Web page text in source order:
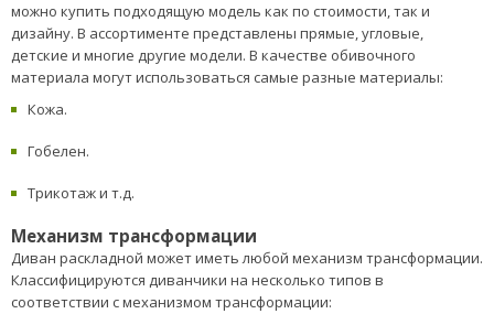
можно купить подходящую модель как по стоимости, так и
дизайну. В ассортименте представлены прямые, угловые,
детские и многие другие модели. В качестве обивочного
материала могут использоваться самые разные материалы:
Кожа.
Гобелен.
Трикотаж и т.д.
Механизм трансформации
Диван раскладной может иметь любой механизм трансформации.
Классифицируются диванчики на несколько типов в
соответствии с механизмом трансформации: